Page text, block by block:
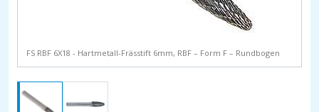
FS RBF 6X18 - Hartmetall-Frässtift 6mm, RBF – Form F – Rundbogen